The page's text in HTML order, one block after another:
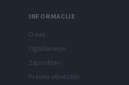
INFORMACIJE
O nas
Oglaševanje
Zaposlitev
Pravno obvestilo